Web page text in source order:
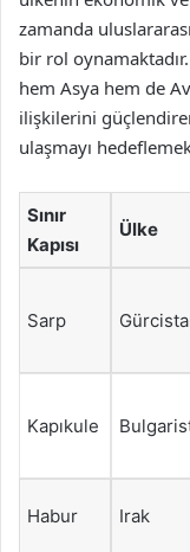
zamanda
bir rol
hem Asya hem de
ilişkilerini
ulaşmayı
Sınır
Kapısı
Ülke
Sarp
Kapıkule
Habur Irak